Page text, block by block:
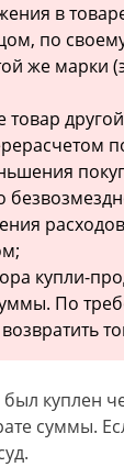
в
по
же марки
товар
купли-
По
был куплен
суммы.